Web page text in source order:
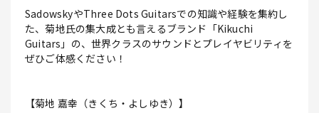
SadowskyやThree Dots Guitarsでの知識や経験を集約し
た、菊地氏の集大成とも言えるブランド「Kikuchi
Guitars」の、世界クラスのサウンドとプレイヤビリティを
ぜひご体感ください！
【菊地 嘉幸（きくち・よしゆき）】